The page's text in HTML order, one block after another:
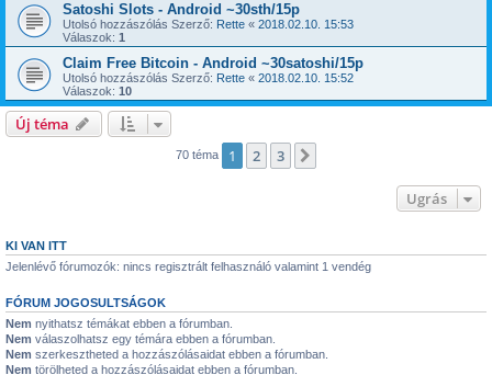
Satoshi Slots - Android ~30sth/15p
Utolsó hozzászólás Szerző: Rette « 2018.02.10. 15:53
Válaszok: 1
Claim Free Bitcoin - Android ~30satoshi/15p
Utolsó hozzászólás Szerző: Rette « 2018.02.10. 15:52
Válaszok: 10
Új téma
70 téma 1 2 3
Ugrás
KI VAN ITT
Jelenlévő fórumozók: nincs regisztrált felhasználó valamint 1 vendég
FÓRUM JOGOSULTSÁGOK
Nem nyithatsz témákat ebben a fórumban.
Nem válaszolhatsz egy témára ebben a fórumban.
Nem szerkesztheted a hozzászólásaidat ebben a fórumban.
Nem törölheted a hozzászólásaidat ebben a fórumban.